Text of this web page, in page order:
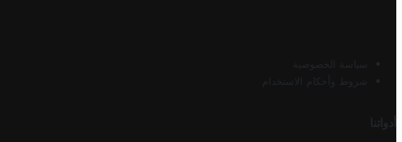
سياسة الخصوصية
شروط وأحكام الاستخدام
أدواتنا